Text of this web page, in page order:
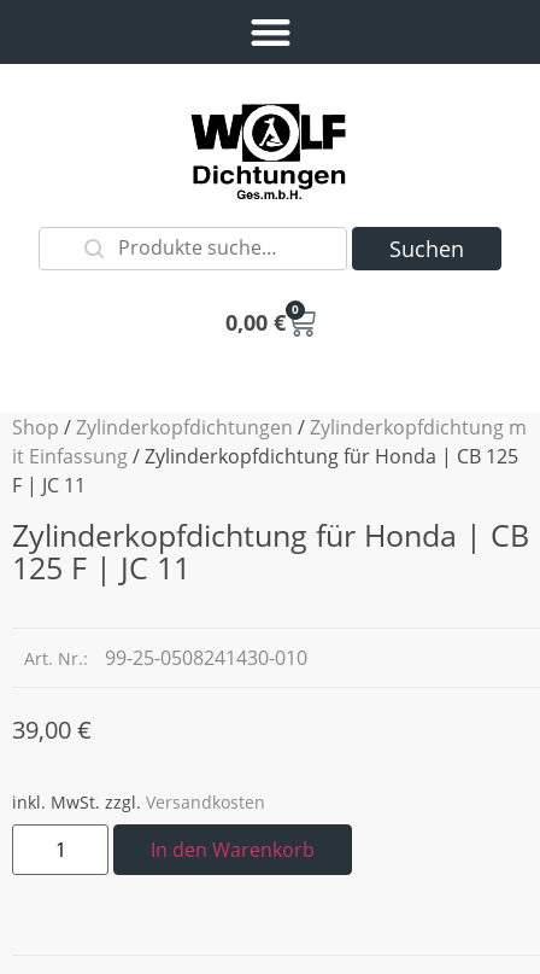
Suchen
0,00 € 0
Shop /Zylinderkopfdichtungen /Zylinderkopfdichtung m
it Einfassung/ Zylinderkopfdichtung für Honda | CB 125
F | JC 11
Zylinderkopfdichtung für Honda | CB
125 F | JC 11
Art. Nr.: 99-25-0508241430-010
39,00€
inkl. MwSt. zzgl. Versandkosten
In den Warenkorb